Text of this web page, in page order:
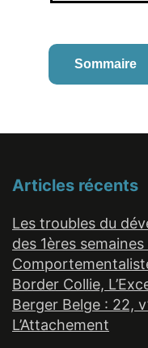
Sommaire
Articles récents
Les troubles du
des 1ères
Border Collie,
Berger Belge : 22,
L’Attachement